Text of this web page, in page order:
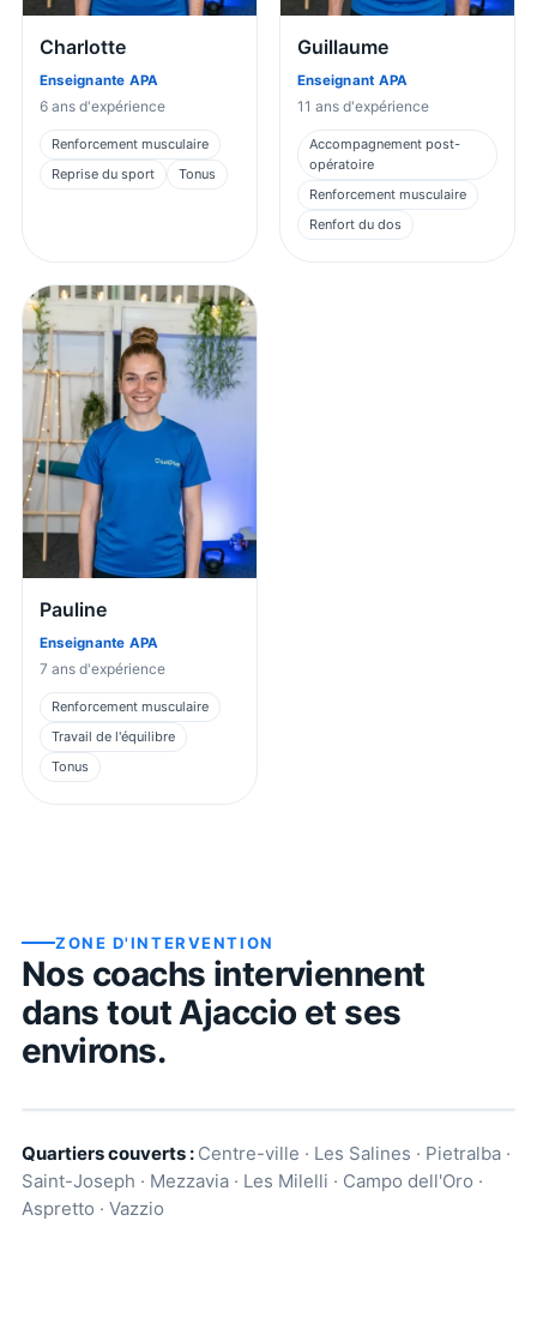
Charlotte
Enseignante APA
6 ans d'expérience
Renforcement musculaire
Reprise du sport
Tonus
Guillaume
Enseignant APA
11 ans d'expérience
Accompagnement post-
opératoire
Renforcement musculaire
Renfort du dos
Pauline
Enseignante APA
7 ans d'expérience
Renforcement musculaire
Travail de l'équilibre
Tonus
ZONE D'INTERVENTION
Nos coachs interviennent
dans tout Ajaccio et ses
environs.
Quartiers couverts : Centre-ville · Les Salines · Pietralba ·
Saint-Joseph · Mezzavia · Les Milelli · Campo dell'Oro ·
Aspretto · Vazzio